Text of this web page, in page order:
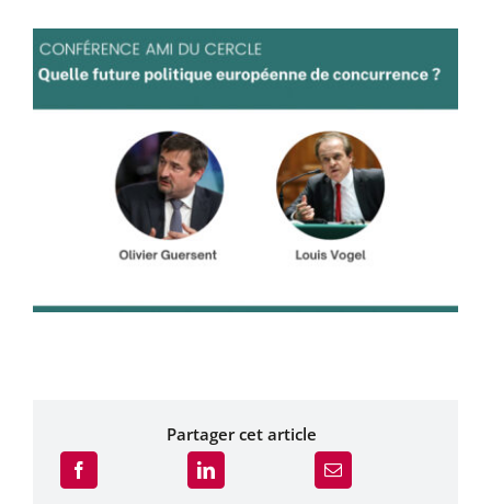
Partager cet article